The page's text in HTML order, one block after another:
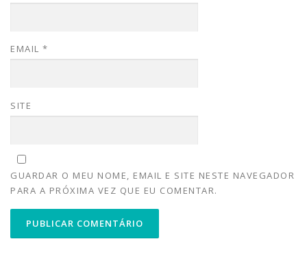
EMAIL *
SITE
GUARDAR O MEU NOME, EMAIL E SITE NESTE NAVEGADOR
PARA A PRÓXIMA VEZ QUE EU COMENTAR.